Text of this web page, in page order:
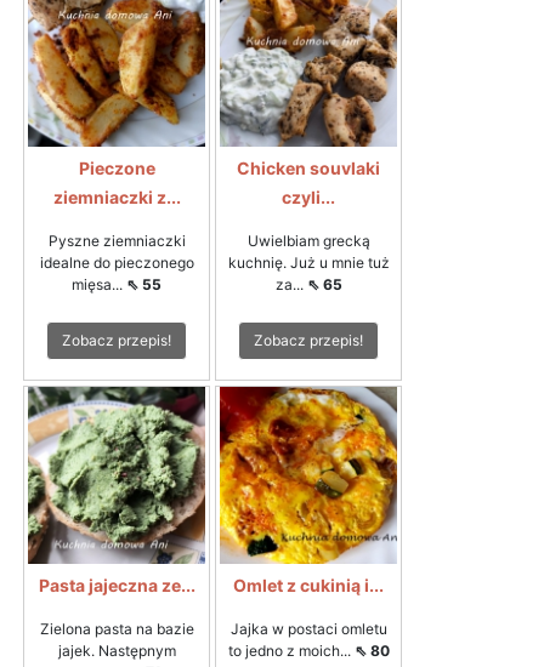
Pieczone
ziemniaczki z...
Pyszne ziemniaczki
idealne do pieczonego
mięsa... ⇖ 55
Zobacz przepis!
Chicken souvlaki
czyli...
Uwielbiam grecką
kuchnię. Już u mnie tuż
za... ⇖ 65
Zobacz przepis!
Pasta jajeczna ze...
Zielona pasta na bazie
jajek. Następnym
Omlet z cukinią i...
Jajka w postaci omletu
to jedno z moich... ⇖ 80